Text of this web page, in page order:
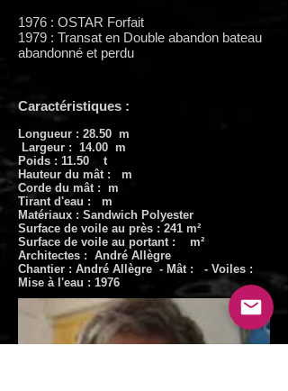
1976 : OSTAR Forfait
1979 : Transat en Double abandon bateau
abandonné et perdu
Caractéristiques :
Longueur : 28.50 m
Largeur : 14.00 m
Poids : 11.50 t
Hauteur du mât : m
Corde du mât : m
Tirant d'eau : m
Matériaux : Sandwich Polyester
Surface de voile au près : 241 m²
Surface de voile au portant : m²
Architectes : André Allègre
Chantier : André Allègre - Mât : - Voiles :
Mise à l'eau : 1976